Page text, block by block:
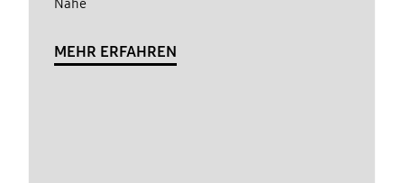
Nähe
MEHR ERFAHREN